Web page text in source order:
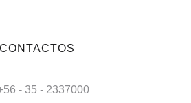
CONTACTOS
- 35 - 2337000